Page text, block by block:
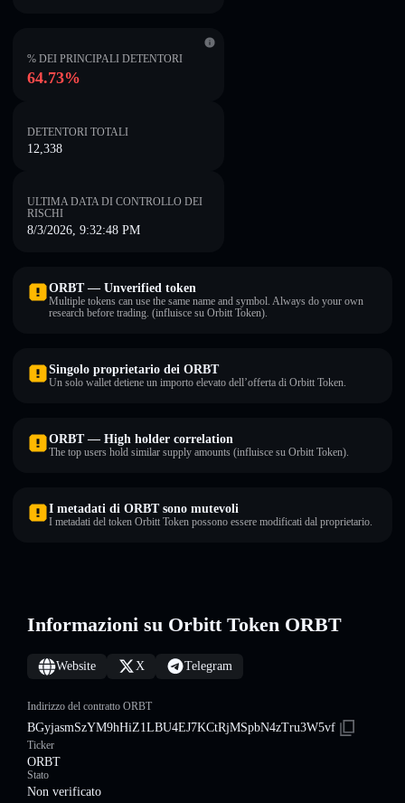
% DEI PRINCIPALI DETENTORI
64.73%
DETENTORI TOTALI
12,338
ULTIMA DATA DI CONTROLLO DEI
RISCHI
8/3/2026, 9:32:48 PM
ORBT — Unverified token
Multiple tokens can use the same name and symbol. Always do your own
research before trading. (influisce su Orbitt Token).
Singolo proprietario dei ORBT
Un solo wallet detiene un importo elevato dell’offerta di Orbitt Token.
ORBT — High holder correlation
The top users hold similar supply amounts (influisce su Orbitt Token).
I metadati di ORBT sono mutevoli
I metadati del token Orbitt Token possono essere modificati dal proprietario.
Informazioni su Orbitt Token ORBT
Website X Telegram
Indirizzo del contratto ORBT
BGyjasmSzYM9hHiZ1LBU4EJ7KCtRjMSpbN4zTru3W5vf
Ticker
ORBT
Stato
Non verificato